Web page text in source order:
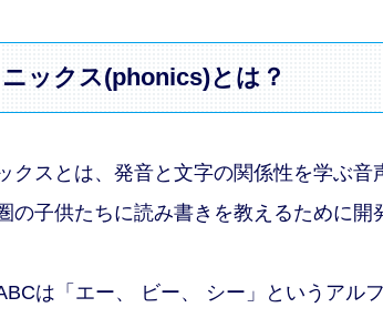
ックス(phonics)とは？
クスとは、発音と文字の関係性を学ぶ
の子供たちに読み書きを教えるために開
は「エー、 ビー、 シー」というアル